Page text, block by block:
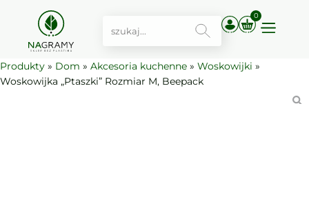
0
Produkty » Dom » Akcesoria kuchenne » Woskowijki »
Woskowijka „Ptaszki” Rozmiar M, Beepack